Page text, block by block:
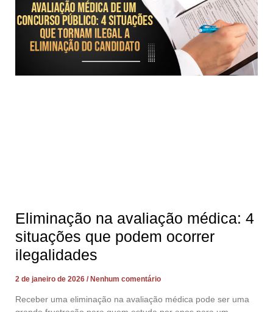
Eliminação na avaliação médica: 4
situações que podem ocorrer
ilegalidades
2 de janeiro de 2026 Nenhum comentário
Receber uma eliminação na avaliação médica pode ser uma